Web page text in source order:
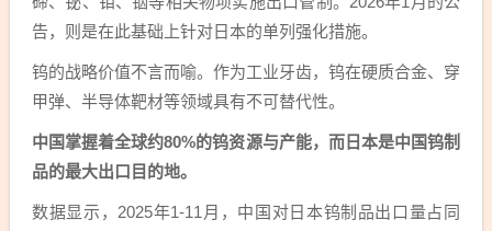
告，则是在此基础上针对日本的单列强化措施。
钨的战略价值不言而喻。作为工业牙齿，钨在硬质合金、穿
甲弹、半导体靶材等领域具有不可替代性。
中国掌握着全球约80%的钨资源与产能，而日本是中国钨制
品的最大出口目的地。
数据显示，2025年1-11月，中国对日本钨制品出口量占同